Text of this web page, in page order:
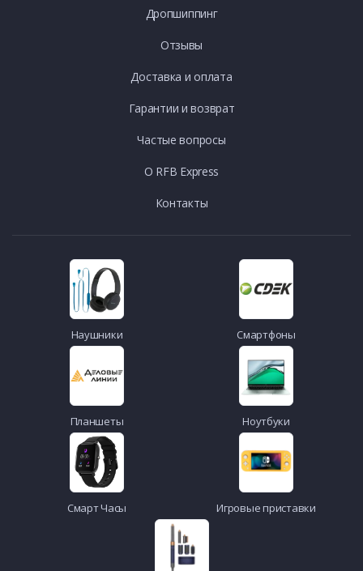
Дропшиппинг
Отзывы
Доставка и оплата
Гарантии и возврат
Частые вопросы
О RFB Express
Контакты
Наушники Смартфоны
Планшеты Ноутбуки
Смарт Часы Игровые приставки